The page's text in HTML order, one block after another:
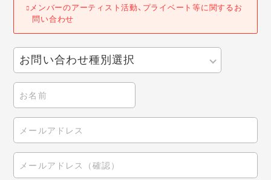
メンバーのアーティスト活動、プライベート等に関するお
問い合わせ